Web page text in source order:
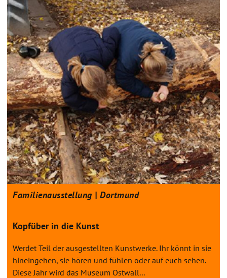
Familienausstellung | Dortmund
Kopfüber in die Kunst
Werdet Teil der ausgestellten Kunstwerke. Ihr könnt in sie
hineingehen, sie hören und fühlen oder auf euch sehen.
Diese Jahr wird das Museum Ostwall...